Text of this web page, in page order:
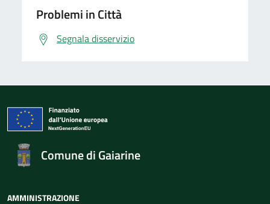
Problemi in Città
Segnala disservizio
Comune di Gaiarine
AMMINISTRAZIONE